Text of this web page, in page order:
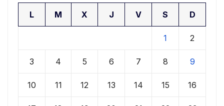
L M X J V S D
1 2
3 4 5 6 7 8 9
10 11 12 13 14 15 16